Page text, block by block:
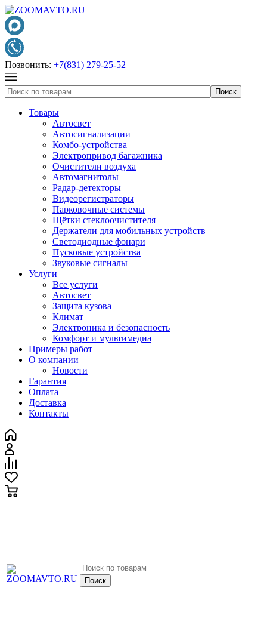
Позвонить: +7(831) 279-25-52
Товары
Автосвет
Автосигнализации
Комбо-устройства
Электропривод багажника
Очистители воздуха
Автомагнитолы
Радар-детекторы
Видеорегистраторы
Парковочные системы
Щётки стеклоочистителя
Держатели для мобильных устройств
Светодиодные фонари
Пусковые устройства
Звуковые сигналы
Услуги
Все услуги
Автосвет
Защита кузова
Климат
Электроника и безопасность
Комфорт и мультимедиа
Примеры работ
О компании
Новости
Гарантия
Оплата
Доставка
Контакты